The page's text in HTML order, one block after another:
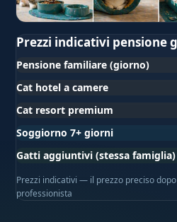
Prezzi indicativi pensione
Pensione familiare (giorno)
Cat hotel a camere
Cat resort premium
Soggiorno 7+ giorni
Gatti aggiuntivi (stessa famiglia)
Prezzi indicativi — il prezzo preciso
professionista